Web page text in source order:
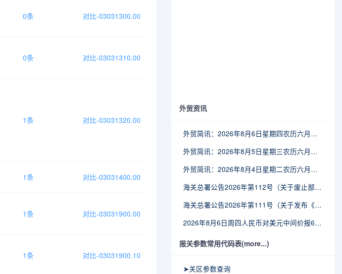
0条 对比-03031300.00
0条 对比-03031310.00
1条 对比-03031320.00
1条 对比-03031400.00
1条 对比-03031900.00
1条 对比-03031900.10
外贸资讯
外贸简讯：2026年8月6日星期四农历六月廿四
外贸简讯：2026年8月5日星期三农历六月廿三
外贸简讯：2026年8月4日星期二农历六月廿二
海关总署公告2026年第112号（关于废止部分卫生检疫类规范性文件的公告）
海关总署公告2026年第111号（关于发布《进出境动植物检疫处理监督管理工作规定》《进出境卫生处理监督管理工作规定》的公告）
2026年8月6日周四人民币对美元中间价报6.7895调贬6个基点
报关参数常用代码表(more...)
➤关区参数查询